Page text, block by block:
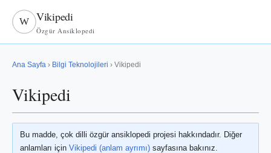
W Vikipedi
Özgür Ansiklopedi
Ana Sayfa › Bilgi Teknolojileri › Vikipedi
Vikipedi
Bu madde, çok dilli özgür ansiklopedi projesi hakkındadır. Diğer
anlamları için Vikipedi (anlam ayrımı) sayfasına bakınız.